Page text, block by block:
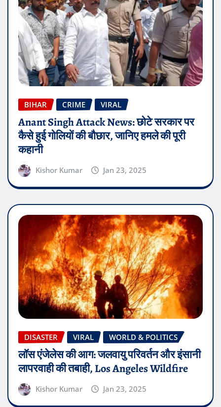
BIHAR CRIME VIRAL
Anant Singh Attack News: छोटे सरकार पर
कैसे हुई गोलियों की बौछार, जानिए हमले की पूरी
कहानी
Kishor Kumar Jan 23, 2025
DISASTER VIRAL WORLD & POLITICS
लॉस एंजेलेस की आग: जलवायु परिवर्तन और इंसानी
लापरवाही की तबाही, Los Angeles Wildfire
Kishor Kumar Jan 23, 2025